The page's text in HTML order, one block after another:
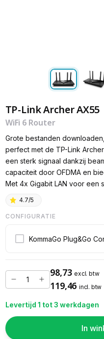
TP-Link Archer AX55
WiFi 6 Router
Grote bestanden
perfect met de TP-Link
een sterk signaal dankzij
capaciteit door OFDMA en
Met 4x Gigabit LAN voor een
4.7/5
CONFIGURATIE
KommaGo Plug&Go
98,73 excl. btw
119,46 incl. btw
Levertijd 1 tot 3 werkdagen
In